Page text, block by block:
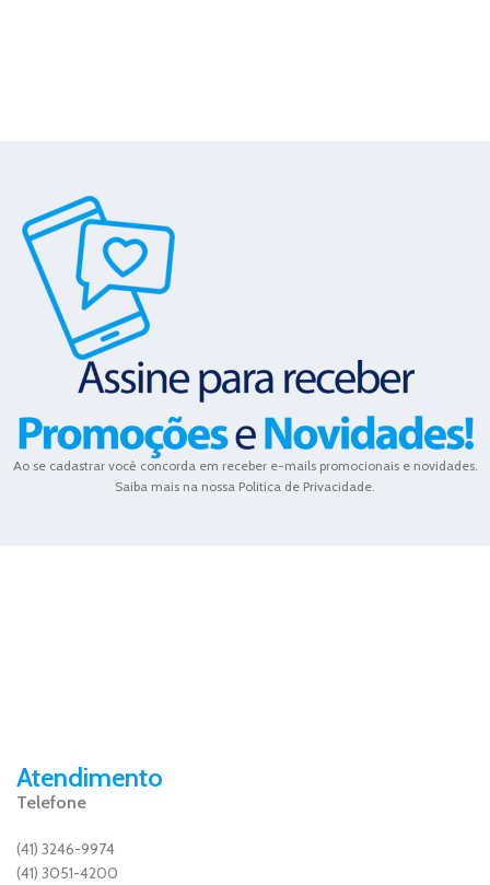
Ao se cadastrar você concorda em receber e-mails promocionais e novidades.
Saiba mais na nossa Politica de Privacidade.
Atendimento
Telefone
(41) 3246-9974
(41) 3051-4200